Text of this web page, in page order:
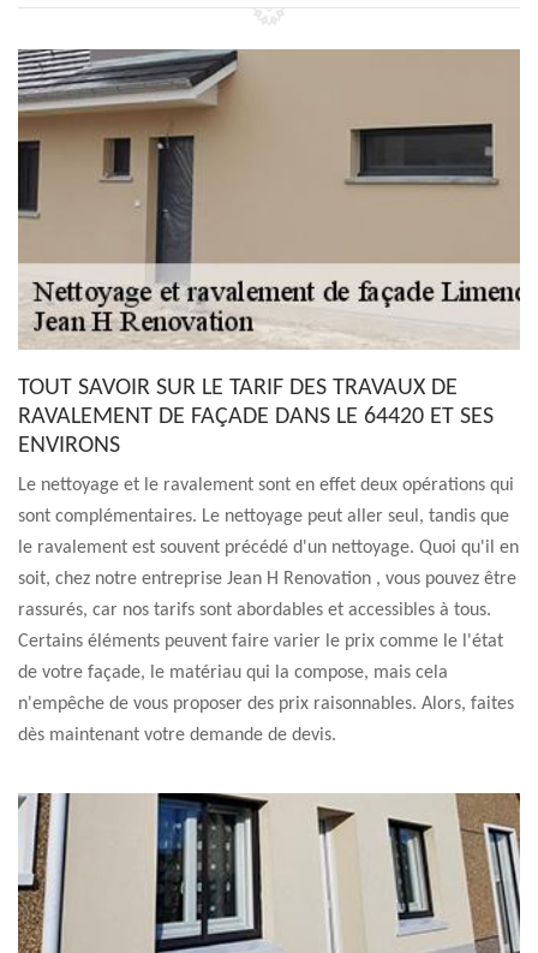
TOUT SAVOIR SUR LE TARIF DES TRAVAUX DE
RAVALEMENT DE FAÇADE DANS LE 64420 ET SES
ENVIRONS
Le nettoyage et le ravalement sont en effet deux opérations qui
sont complémentaires. Le nettoyage peut aller seul, tandis que
le ravalement est souvent précédé d'un nettoyage. Quoi qu'il en
soit, chez notre entreprise Jean H Renovation , vous pouvez être
rassurés, car nos tarifs sont abordables et accessibles à tous.
Certains éléments peuvent faire varier le prix comme le l'état
de votre façade, le matériau qui la compose, mais cela
n'empêche de vous proposer des prix raisonnables. Alors, faites
dès maintenant votre demande de devis.